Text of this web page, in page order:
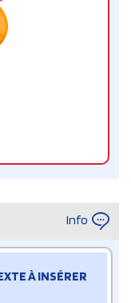
Info
À INSÉRER